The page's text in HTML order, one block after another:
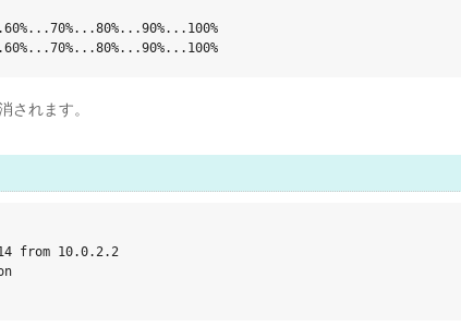
されます。
from 10.0.2.2